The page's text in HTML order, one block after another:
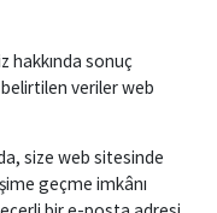
hakkında sonuç
belirtilen veriler web
size web sitesinde
geçme imkânı